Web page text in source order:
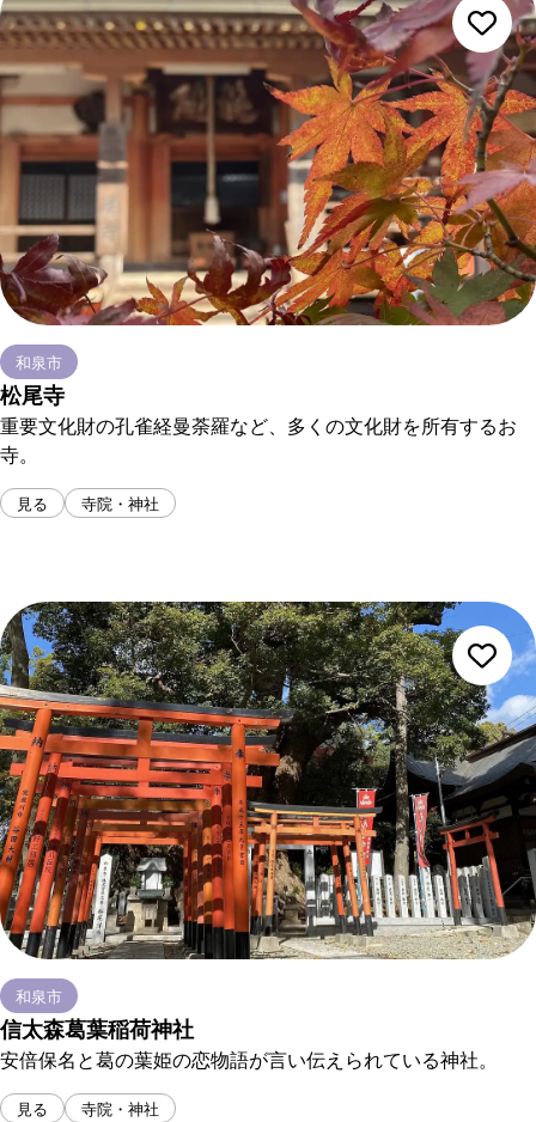
和泉市
松尾寺
重要文化財の孔雀経曼荼羅など、多くの文化財を所有するお
寺。
見る 寺院・神社
和泉市
信太森葛葉稲荷神社
安倍保名と葛の葉姫の恋物語が言い伝えられている神社。
見る 寺院・神社